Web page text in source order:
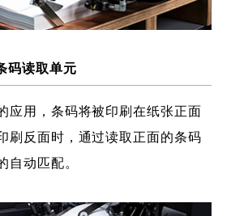
码读取单元
应用，条码将被印刷在纸张正面
刷反面时，通过读取正面的条码
自动匹配。